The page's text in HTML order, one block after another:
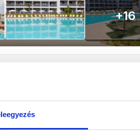
+16
idő:
Ellátás